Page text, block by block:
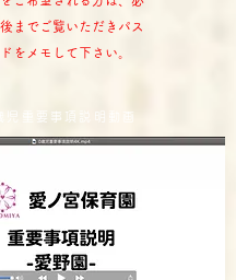
までご覧いただきパス
をメモして下さい。
児重要事項説明動画